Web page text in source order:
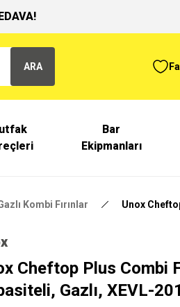
ARA
Bar
Ekipmanları
Kombi Fırınlar Unox
Cheftop Plus Combi
Gazlı, XEVL-